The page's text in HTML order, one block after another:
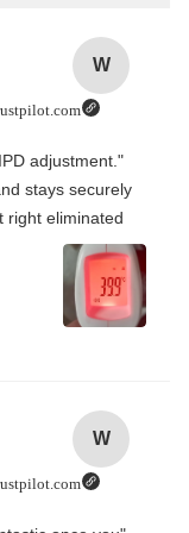
W
adjustment.
stays securely
eliminated！
W